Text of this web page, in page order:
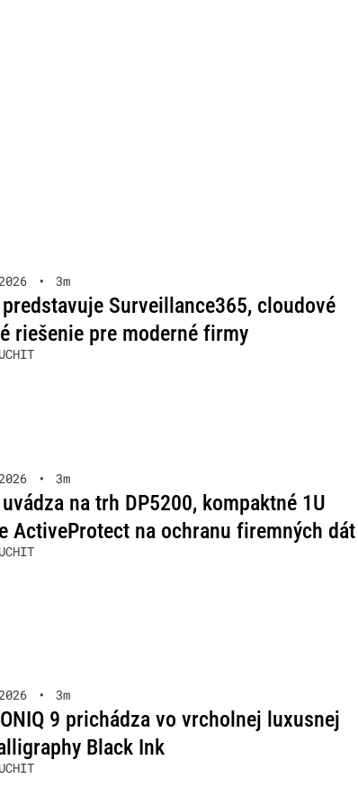
• 3m
Surveillance365, cloudové
riešenie pre moderné firmy
• 3m
na trh DP5200, kompaktné 1U
ActiveProtect na ochranu firemných dát
• 3m
9 prichádza vo vrcholnej luxusnej
Black Ink